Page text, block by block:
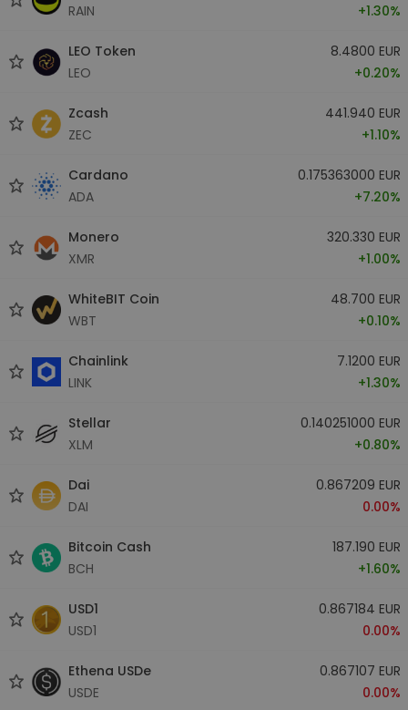
RAIN
+1.30%
LEO Token
LEO
8.4800 EUR
+0.20%
Zcash
ZEC
441.940 EUR
+1.10%
Cardano
ADA
0.175363000 EUR
+7.20%
Monero
XMR
320.330 EUR
+1.00%
WhiteBIT Coin
WBT
48.700 EUR
+0.10%
Chainlink
LINK
7.1200 EUR
+1.30%
Stellar
XLM
0.140251000 EUR
+0.80%
Dai
DAI
0.867209 EUR
0.00%
Bitcoin Cash
BCH
187.190 EUR
+1.60%
USD1
USD1
0.867184 EUR
0.00%
Ethena USDe
USDE
0.867107 EUR
0.00%